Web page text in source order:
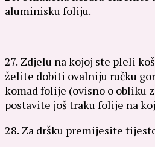
aluminisku foliju.
27. Zdjelu na kojoj ste pleli
želite dobiti ovalniju ručku
komad folije (ovisno o obliku
postavite još traku folije na
28. Za dršku premijesite